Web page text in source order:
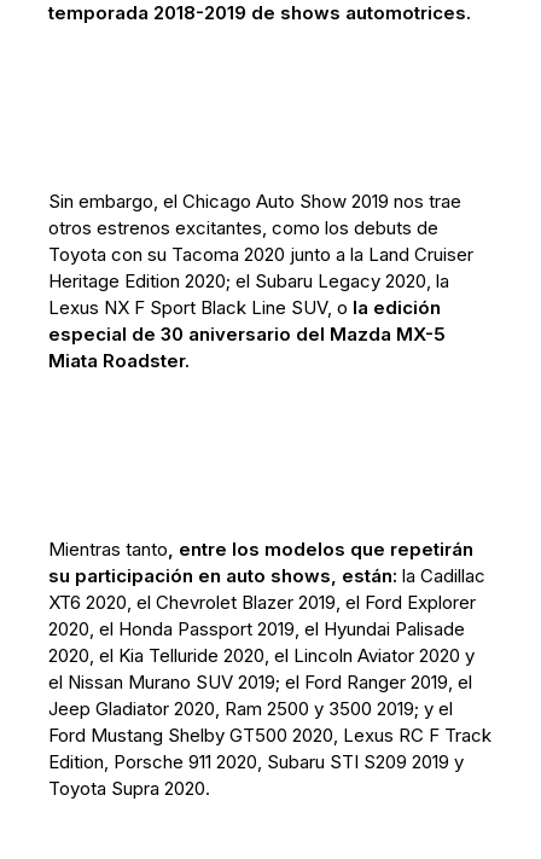
temporada 2018-2019 de shows automotrices.
Sin embargo, el Chicago Auto Show 2019 nos trae
otros estrenos excitantes, como los debuts de
Toyota con su Tacoma 2020 junto a la Land Cruiser
Heritage Edition 2020; el Subaru Legacy 2020, la
Lexus NX F Sport Black Line SUV, o la edición
especial de 30 aniversario del Mazda MX-5
Miata Roadster.
Mientras tanto, entre los modelos que repetirán
su participación en auto shows, están: la Cadillac
XT6 2020, el Chevrolet Blazer 2019, el Ford Explorer
2020, el Honda Passport 2019, el Hyundai Palisade
2020, el Kia Telluride 2020, el Lincoln Aviator 2020 y
el Nissan Murano SUV 2019; el Ford Ranger 2019, el
Jeep Gladiator 2020, Ram 2500 y 3500 2019; y el
Ford Mustang Shelby GT500 2020, Lexus RC F Track
Edition, Porsche 911 2020, Subaru STI S209 2019 y
Toyota Supra 2020.